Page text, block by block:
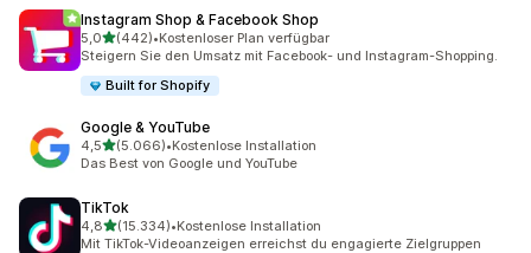
Instagram Shop & Facebook Shop
5,0von 5 Sternen
(442)
442 Rezensionen insgesamt
•Kostenloser Plan verfügbar
Steigern Sie den Umsatz mit Facebook- und Instagram-Shopping.
Built for Shopify
Google & YouTube
4,5von 5 Sternen
(5.066)
5066 Rezensionen insgesamt
•Kostenlose Installation
Das Best von Google und YouTube
TikTok
4,8von 5 Sternen
(15.334)
15334 Rezensionen insgesamt
•Kostenlose Installation
Mit TikTok-Videoanzeigen erreichst du engagierte Zielgruppen